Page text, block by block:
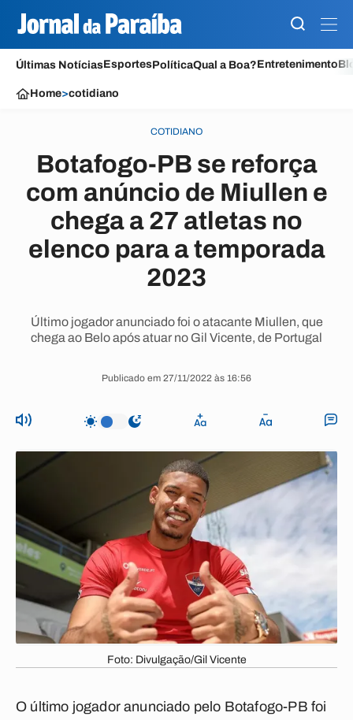
Últimas NotíciasEsportesPolíticaQual a Boa?Entretenimento
Home>cotidiano
COTIDIANO
Botafogo-PB se reforça
com anúncio de Miullen e
chega a 27 atletas no
elenco para a temporada
2023
Último jogador anunciado foi o atacante Miullen, que
chega ao Belo após atuar no Gil Vicente, de Portugal
Publicado em 27/11/2022 às 16:56
Foto: Divulgação/Gil Vicente
O último jogador anunciado pelo Botafogo-PB foi